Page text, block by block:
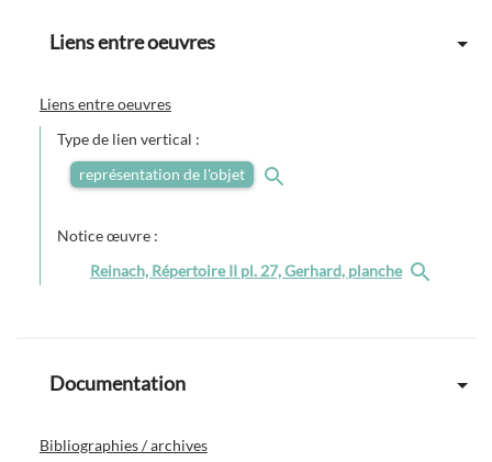
Liens entre oeuvres
Liens entre oeuvres
Type de lien vertical :
représentation de l'objet
Notice œuvre :
Reinach, Répertoire II pl. 27, Gerhard, planche
Documentation
Bibliographies / archives